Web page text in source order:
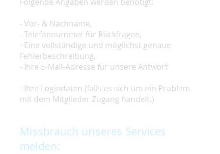
- Vor- & Nachname,
- Telefonnummer für Rückfragen,
- Eine vollständige und möglichst genaue
Fehlerbeschreibung,
- Ihre E-Mail-Adresse für unsere Antwort
- Ihre Logindaten (falls es sich um ein Problem
mit dem Mitglieder Zugang handelt.)
Missbrauch unseres Services
melden: